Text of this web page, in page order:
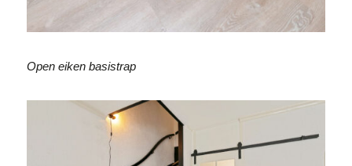
Open eiken basistrap